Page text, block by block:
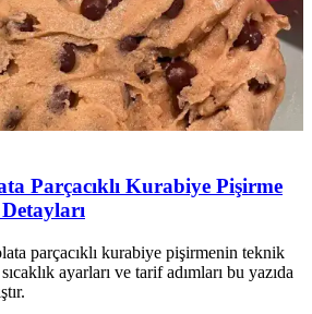
Parçacıklı Kurabiye Pişirme
parçacıklı kurabiye pişirmenin teknik
ayarları ve tarif adımları bu yazıda